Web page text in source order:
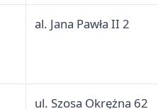
al. Jana Pawła II 2
ul. Szosa Okrężna 62